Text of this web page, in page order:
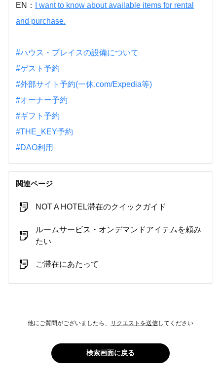
EN：
I want to know about available items for rental
and purchase.
#ハウス・プレイスの設備について
#ゲスト予約
#外部サイト予約(一休.com/Expedia等)
#オーナー予約
#ギフト予約
#THE_KEY予約
#DAO利用
関連ページ
NOT A HOTEL滞在のクイックガイド
ルームサービス・オンデマンドアイテムを頼み
たい
ご滞在にあたって
他にご質問がございましたら、 リクエストを送信してください
検索画面に戻る